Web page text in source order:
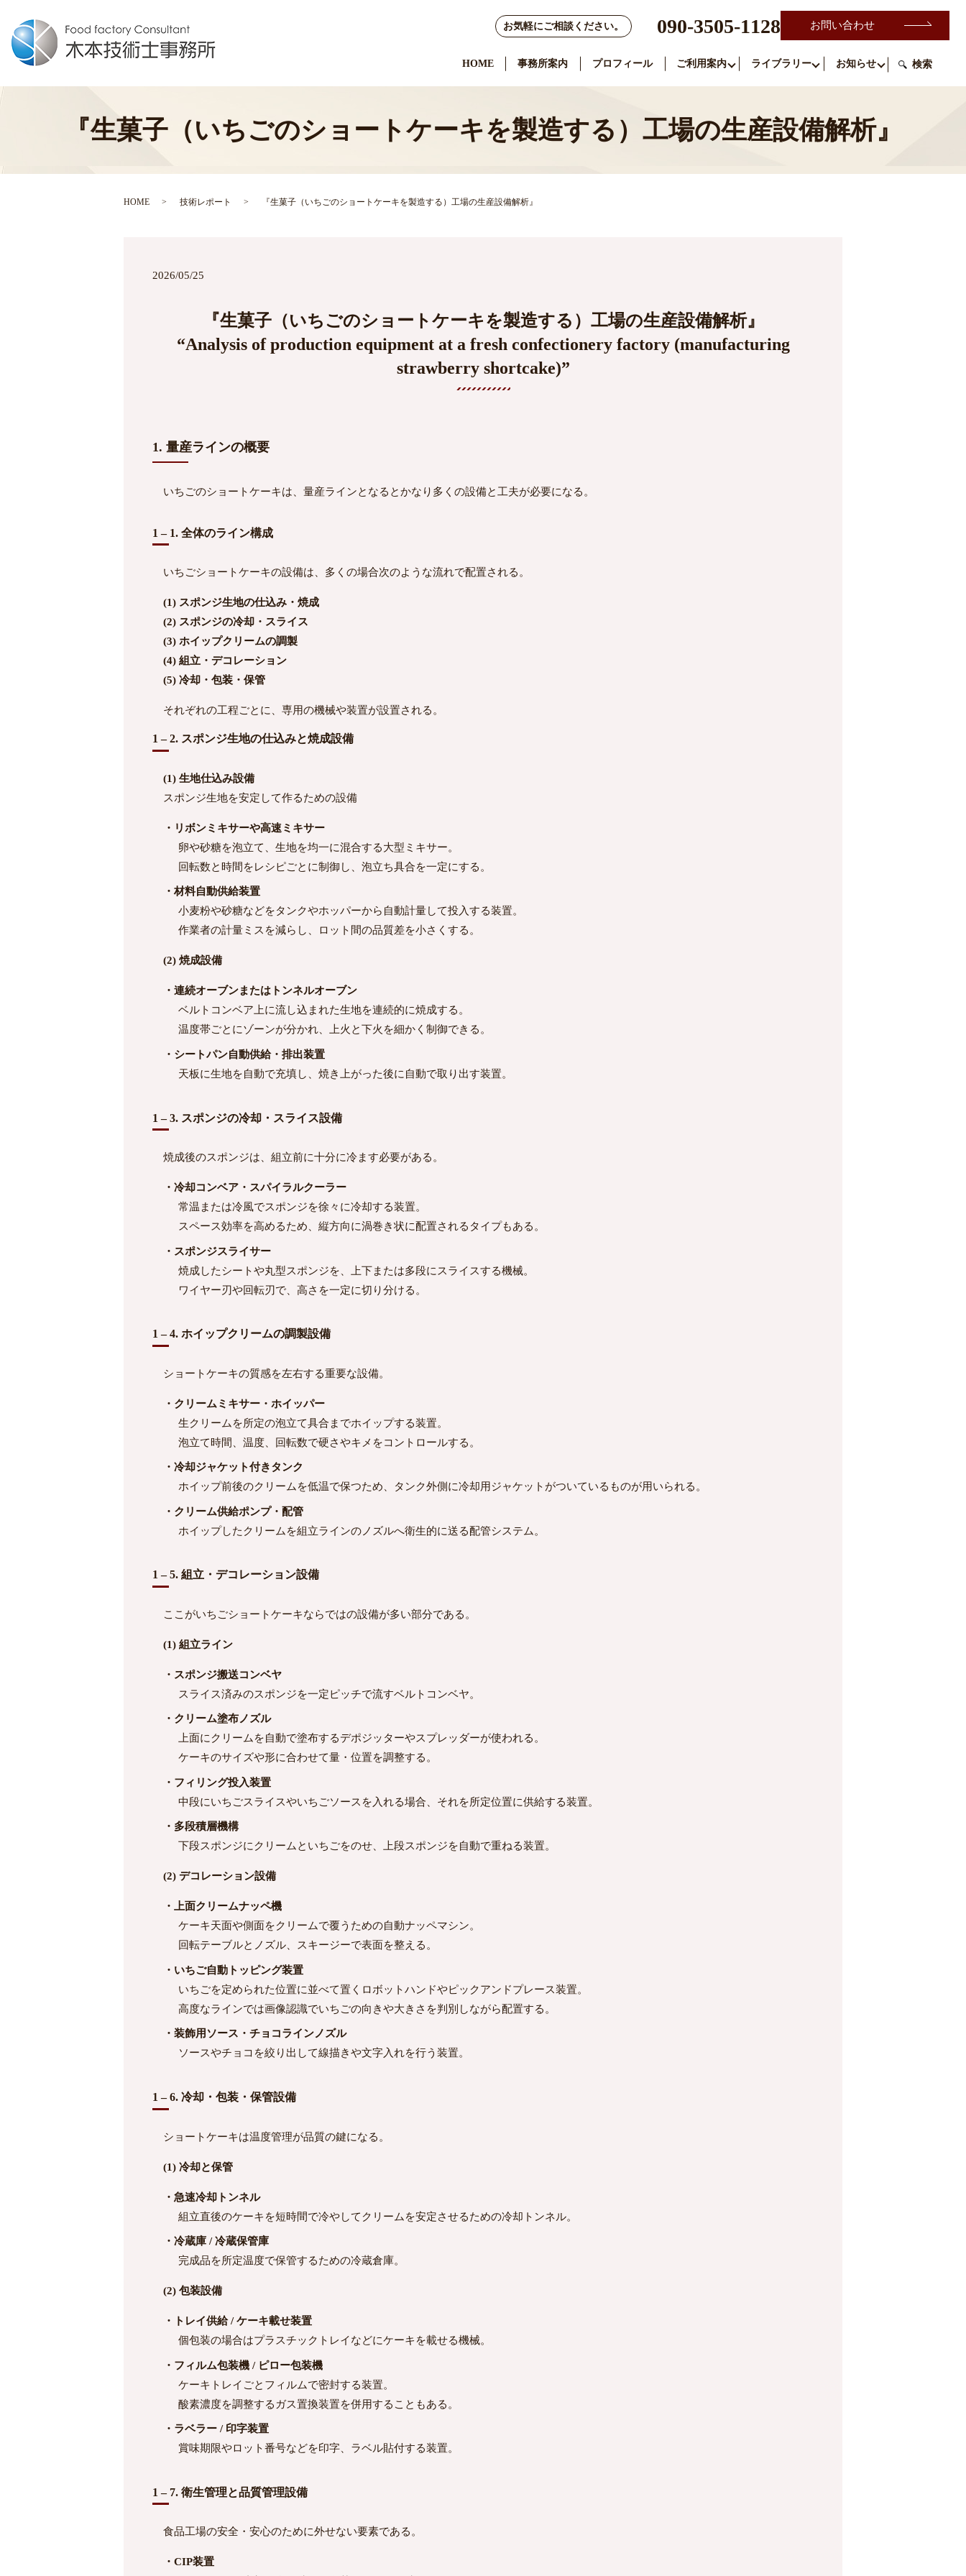
HOME 事務所案内 プロフィール ご利用案内 ライブラリー お知らせ 検索
お気軽にご相談ください。 090-3505-1128 お問い合わせ
『生菓子（いちごのショートケーキを製造する）工場の生産設備解析』
HOME 技術レポート 『生菓子（いちごのショートケーキを製造する）工場の生産設備解析』
2026/05/25
『生菓子（いちごのショートケーキを製造する）工場の生産設備解析』
“Analysis of production equipment at a fresh confectionery factory (manufacturing
strawberry shortcake)”
1. 量産ラインの概要
いちごのショートケーキは、量産ラインとなるとかなり多くの設備と工夫が必要になる。
1 – 1. 全体のライン構成
いちごショートケーキの設備は、多くの場合次のような流れで配置される。
(1) スポンジ生地の仕込み・焼成
(2) スポンジの冷却・スライス
(3) ホイップクリームの調製
(4) 組立・デコレーション
(5) 冷却・包装・保管
それぞれの工程ごとに、専用の機械や装置が設置される。
1 – 2. スポンジ生地の仕込みと焼成設備
(1) 生地仕込み設備
スポンジ生地を安定して作るための設備
・リボンミキサーや高速ミキサー
卵や砂糖を泡立て、生地を均一に混合する大型ミキサー。
回転数と時間をレシピごとに制御し、泡立ち具合を一定にする。
・材料自動供給装置
小麦粉や砂糖などをタンクやホッパーから自動計量して投入する装置。
作業者の計量ミスを減らし、ロット間の品質差を小さくする。
(2) 焼成設備
・連続オーブンまたはトンネルオーブン
ベルトコンベア上に流し込まれた生地を連続的に焼成する。
温度帯ごとにゾーンが分かれ、上火と下火を細かく制御できる。
・シートパン自動供給・排出装置
天板に生地を自動で充填し、焼き上がった後に自動で取り出す装置。
1 – 3. スポンジの冷却・スライス設備
焼成後のスポンジは、組立前に十分に冷ます必要がある。
・冷却コンベア・スパイラルクーラー
常温または冷風でスポンジを徐々に冷却する装置。
スペース効率を高めるため、縦方向に渦巻き状に配置されるタイプもある。
・スポンジスライサー
焼成したシートや丸型スポンジを、上下または多段にスライスする機械。
ワイヤー刃や回転刃で、高さを一定に切り分ける。
1 – 4. ホイップクリームの調製設備
ショートケーキの質感を左右する重要な設備。
・クリームミキサー・ホイッパー
生クリームを所定の泡立て具合までホイップする装置。
泡立て時間、温度、回転数で硬さやキメをコントロールする。
・冷却ジャケット付きタンク
ホイップ前後のクリームを低温で保つため、タンク外側に冷却用ジャケットがついているものが用いられる。
・クリーム供給ポンプ・配管
ホイップしたクリームを組立ラインのノズルへ衛生的に送る配管システム。
1 – 5. 組立・デコレーション設備
ここがいちごショートケーキならではの設備が多い部分である。
(1) 組立ライン
・スポンジ搬送コンベヤ
スライス済みのスポンジを一定ピッチで流すベルトコンベヤ。
・クリーム塗布ノズル
上面にクリームを自動で塗布するデポジッターやスプレッダーが使われる。
ケーキのサイズや形に合わせて量・位置を調整する。
・フィリング投入装置
中段にいちごスライスやいちごソースを入れる場合、それを所定位置に供給する装置。
・多段積層機構
下段スポンジにクリームといちごをのせ、上段スポンジを自動で重ねる装置。
(2) デコレーション設備
・上面クリームナッペ機
ケーキ天面や側面をクリームで覆うための自動ナッペマシン。
回転テーブルとノズル、スキージーで表面を整える。
・いちご自動トッピング装置
いちごを定められた位置に並べて置くロボットハンドやピックアンドプレース装置。
高度なラインでは画像認識でいちごの向きや大きさを判別しながら配置する。
・装飾用ソース・チョコラインノズル
ソースやチョコを絞り出して線描きや文字入れを行う装置。
1 – 6. 冷却・包装・保管設備
ショートケーキは温度管理が品質の鍵になる。
(1) 冷却と保管
・急速冷却トンネル
組立直後のケーキを短時間で冷やしてクリームを安定させるための冷却トンネル。
・冷蔵庫 / 冷蔵保管庫
完成品を所定温度で保管するための冷蔵倉庫。
(2) 包装設備
・トレイ供給 / ケーキ載せ装置
個包装の場合はプラスチックトレイなどにケーキを載せる機械。
・フィルム包装機 / ピロー包装機
ケーキトレイごとフィルムで密封する装置。
酸素濃度を調整するガス置換装置を併用することもある。
・ラベラー / 印字装置
賞味期限やロット番号などを印字、ラベル貼付する装置。
1 – 7. 衛生管理と品質管理設備
食品工場の安全・安心のために外せない要素である。
・CIP装置